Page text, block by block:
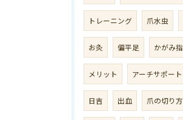
トレーニング 爪水虫
お灸 偏平足 かがみ指
メリット アーチサポート
日吉 出血 爪の切り方